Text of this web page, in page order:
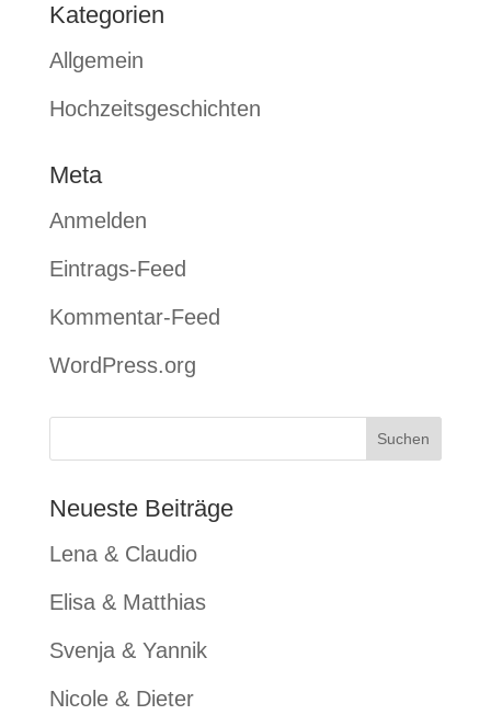
Kategorien
Allgemein
Hochzeitsgeschichten
Meta
Anmelden
Eintrags-Feed
Kommentar-Feed
WordPress.org
Neueste Beiträge
Lena & Claudio
Elisa & Matthias
Svenja & Yannik
Nicole & Dieter